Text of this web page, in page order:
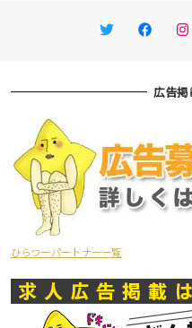
Twitter
広告
ひらつーパートナー一覧